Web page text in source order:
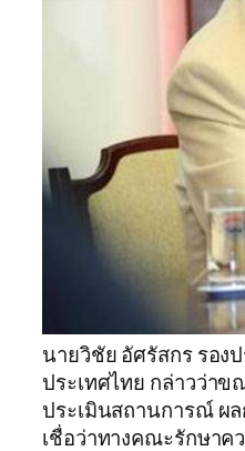
นายวิชัย อัศรัสกร รอง
ประเทศไทย กล่าวว่าข
ประเมินสถานการณ์ ผ
เชื่อว่าทางคณะรักษาค